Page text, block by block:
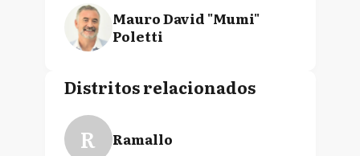
Mauro David "Mumi"
Poletti
Distritos relacionados
R Ramallo